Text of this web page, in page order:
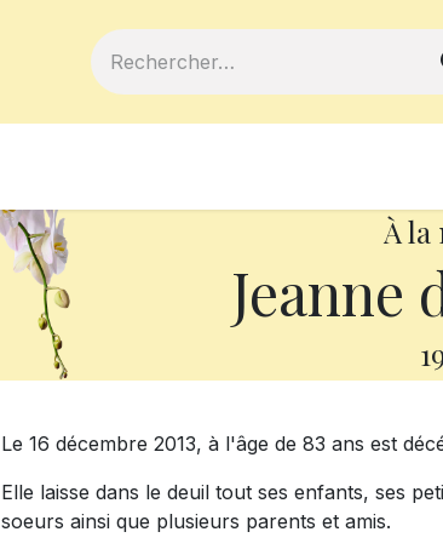
À la
Jeanne
Le 16 décembre 2013, à l'âge de 83 ans est
Elle laisse dans le deuil tout ses enfants, ses
soeurs ainsi que plusieurs parents et amis.